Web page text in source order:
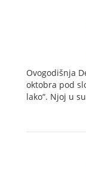
Ovogodišnja
oktobra pod
lako“. Njoj u